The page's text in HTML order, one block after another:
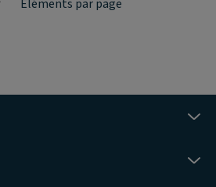
24Éléments par page